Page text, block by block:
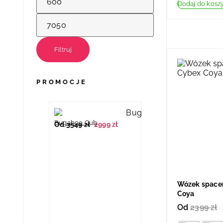
Filtruj
PROMOCJE
Bugaboo Cub
Od3549zł 2999zł
Cybex Folia do Melio
Dodaj do
Wózek
Coya
Od2399zł